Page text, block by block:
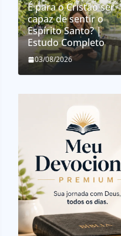
É para o Cristão ser
capaz de sentir o
Espírito Santo? |
Estudo Completo
03/08/2026